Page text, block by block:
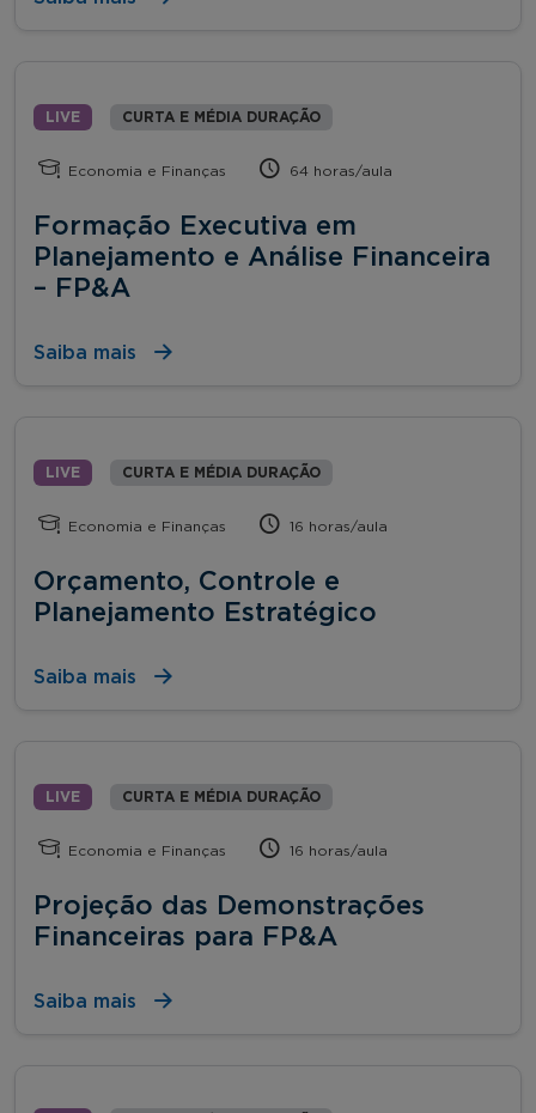
LIVE CURTA E MÉDIA DURAÇÃO
Economia e Finanças 64 horas/aula
Formação Executiva em
Planejamento e Análise Financeira
– FP&A
Saiba mais
LIVE CURTA E MÉDIA DURAÇÃO
Economia e Finanças 16 horas/aula
Orçamento, Controle e
Planejamento Estratégico
Saiba mais
LIVE CURTA E MÉDIA DURAÇÃO
Economia e Finanças 16 horas/aula
Projeção das Demonstrações
Financeiras para FP&A
Saiba mais